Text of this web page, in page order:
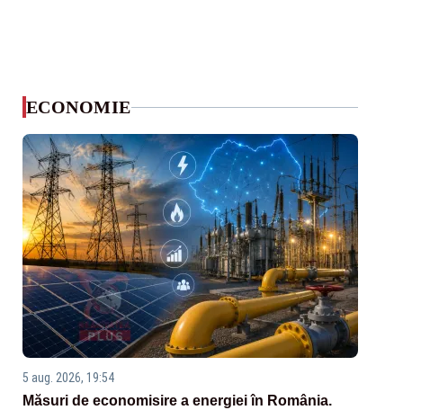
ECONOMIE
5 aug. 2026, 19:54
Măsuri de economisire a energiei în România.